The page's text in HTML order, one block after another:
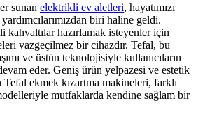
sunan elektrikli ev aletleri, hayatımızı
biri haline geldi.
kahvaltılar hazırlamak isteyenler için
vazgeçilmez bir cihazdır. Tefal, bu
ve üstün teknolojisiyle kullanıcıların
eder. Geniş ürün yelpazesi ve estetik
Tefal ekmek kızartma makineleri, farklı
mutfaklarda kendine sağlam bir